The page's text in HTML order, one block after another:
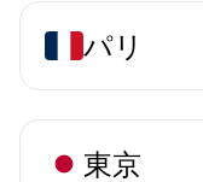
パリ
東京